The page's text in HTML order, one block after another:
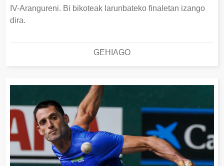
IV-Arangureni. Bi bikoteak larunbateko finaletan izango
dira.
GEHIAGO